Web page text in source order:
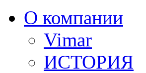
О компании
Vimar
ИСТОРИЯ